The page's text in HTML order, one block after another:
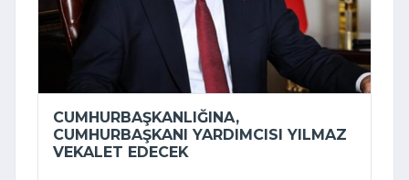
CUMHURBAŞKANLIĞINA,
CUMHURBAŞKANI YARDIMCISI YILMAZ
VEKALET EDECEK